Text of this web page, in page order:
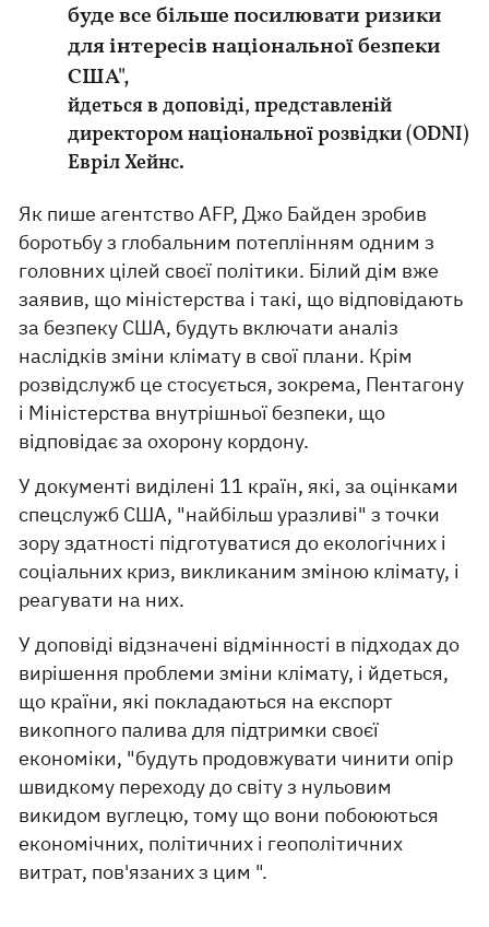
буде все більше посилювати ризики
для інтересів національної безпеки
США",
йдеться в доповіді, представленій
директором національної розвідки (ODNI)
Евріл Хейнс.
Як пише агентство AFP, Джо Байден зробив
боротьбу з глобальним потеплінням одним з
головних цілей своєї політики. Білий дім вже
заявив, що міністерства і такі, що відповідають
за безпеку США, будуть включати аналіз
наслідків зміни клімату в свої плани. Крім
розвідслужб це стосується, зокрема, Пентагону
і Міністерства внутрішньої безпеки, що
відповідає за охорону кордону.
У документі виділені 11 країн, які, за оцінками
спецслужб США, "найбільш уразливі" з точки
зору здатності підготуватися до екологічних і
соціальних криз, викликаним зміною клімату, і
реагувати на них.
У доповіді відзначені відмінності в підходах до
вирішення проблеми зміни клімату, і йдеться,
що країни, які покладаються на експорт
викопного палива для підтримки своєї
економіки, "будуть продовжувати чинити опір
швидкому переходу до світу з нульовим
викидом вуглецю, тому що вони побоюються
економічних, політичних і геополітичних
витрат, пов'язаних з цим ".